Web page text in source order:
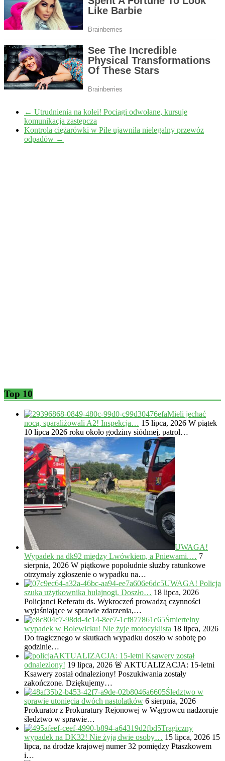
← Utrudnienia na kolei! Pociągi odwołane, kursuje
komunikacja zastępcza
Kontrola ciężarówki w Pile ujawniła nielegalny przewóz
odpadów →
Top 10
Mieli jechać
nocą, sparaliżowali A2! Inspekcja… 15 lipca, 2026 W piątek
10 lipca 2026 roku około godziny siódmej, patrol…
UWAGA!
Wypadek na dk92 między Lwówkiem, a Pniewami.… 7
sierpnia, 2026 W piątkowe popołudnie służby ratunkowe
otrzymały zgłoszenie o wypadku na…
UWAGA! Policja
szuka użytkownika hulajnogi. Doszło… 18 lipca, 2026
Policjanci Referatu ds. Wykroczeń prowadzą czynności
wyjaśniające w sprawie zdarzenia,…
Śmiertelny
wypadek w Bolewicku! Nie żyje motocyklista 18 lipca, 2026
Do tragicznego w skutkach wypadku doszło w sobotę po
godzinie…
AKTUALIZACJA: 15-letni Ksawery został
odnaleziony! 19 lipca, 2026 🚨 AKTUALIZACJA: 15-letni
Ksawery został odnaleziony! Poszukiwania zostały
zakończone. Dziękujemy…
Śledztwo w
sprawie utonięcia dwóch nastolatków 6 sierpnia, 2026
Prokurator z Prokuratury Rejonowej w Wągrowcu nadzoruje
śledztwo w sprawie…
Tragiczny
wypadek na DK32! Nie żyją dwie osoby… 15 lipca, 2026 15
lipca, na drodze krajowej numer 32 pomiędzy Ptaszkowem
i…